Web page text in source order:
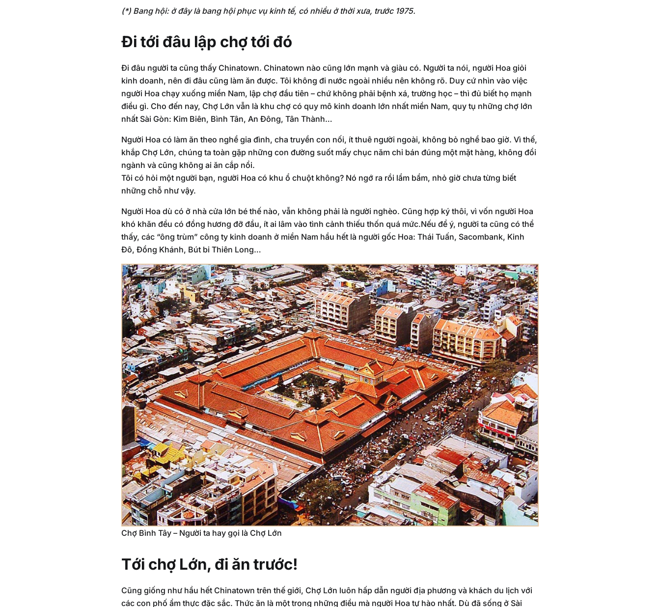
(*) Bang hội: ở đây là bang hội phục vụ kinh tế, có nhiều ở thời xưa, trước 1975.
Đi tới đâu lập chợ tới đó
Đi đâu người ta cũng thấy Chinatown. Chinatown nào cũng lớn mạnh và giàu có. Người ta nói, người Hoa giỏi
kinh doanh, nên đi đâu cũng làm ăn được. Tôi không đi nước ngoài nhiều nên không rõ. Duy cứ nhìn vào việc
người Hoa chạy xuống miền Nam, lập chợ đầu tiên – chứ không phải bệnh xá, trường học – thì đủ biết họ mạnh
điều gì. Cho đến nay, Chợ Lớn vẫn là khu chợ có quy mô kinh doanh lớn nhất miền Nam, quy tụ những chợ lớn
nhất Sài Gòn: Kim Biên, Bình Tân, An Đông, Tân Thành…
Người Hoa có làm ăn theo nghề gia đình, cha truyền con nối, ít thuê người ngoài, không bỏ nghề bao giờ. Vì thế,
khắp Chợ Lớn, chúng ta toàn gặp những con đường suốt mấy chục năm chỉ bán đúng một mặt hàng, không đổi
ngành và cũng không ai ăn cắp nổi.
Tôi có hỏi một người bạn, người Hoa có khu ổ chuột không? Nó ngớ ra rồi lẩm bẩm, nhỏ giờ chưa từng biết
những chỗ như vậy.
Người Hoa dù có ở nhà cửa lớn bé thế nào, vẫn không phải là người nghèo. Cũng hợp ký thôi, vì vốn người Hoa
khó khăn đều có đồng hương đỡ đầu, ít ai lâm vào tình cảnh thiếu thốn quá mức.Nếu để ý, người ta cũng có thể
thấy, các “ông trùm” công ty kinh doanh ở miền Nam hầu hết là người gốc Hoa: Thái Tuấn, Sacombank, Kinh
Đô, Đồng Khánh, Bút bi Thiên Long…
Chợ Bình Tây – Người ta hay gọi là Chợ Lớn
Tới chợ Lớn, đi ăn trước!
Cũng giống như hầu hết Chinatown trên thế giới, Chợ Lớn luôn hấp dẫn người địa phương và khách du lịch với
các con phố ẩm thực đặc sắc. Thức ăn là một trong những điều mà người Hoa tự hào nhất. Dù đã sống ở Sài